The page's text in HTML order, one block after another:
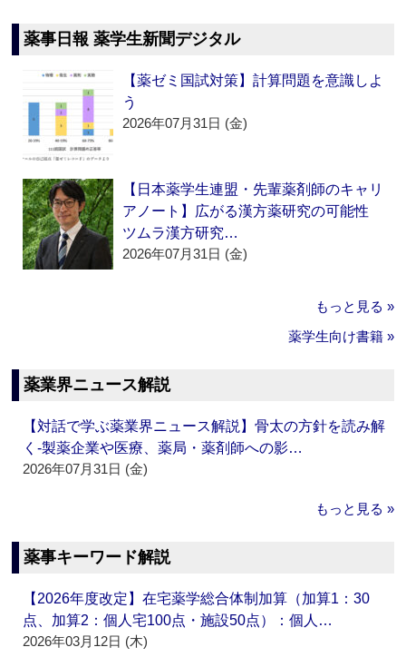
薬事日報 薬学生新聞デジタル
【薬ゼミ国試対策】計算問題を意識しよ
う
2026年07月31日 (金)
【日本薬学生連盟・先輩薬剤師のキャリ
アノート】広がる漢方薬研究の可能性
ツムラ漢方研究…
2026年07月31日 (金)
もっと見る »
薬学生向け書籍 »
薬業界ニュース解説
【対話で学ぶ薬業界ニュース解説】骨太の方針を読み解
く‐製薬企業や医療、薬局・薬剤師への影…
2026年07月31日 (金)
もっと見る »
薬事キーワード解説
【2026年度改定】在宅薬学総合体制加算（加算1：30
点、加算2：個人宅100点・施設50点）：個人…
2026年03月12日 (木)